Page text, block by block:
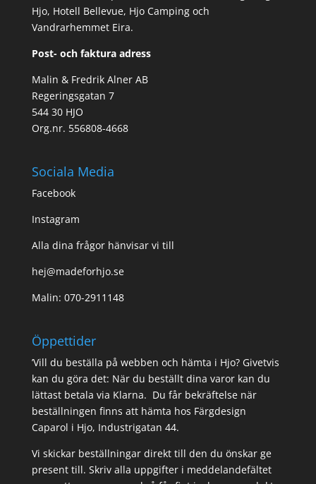
Hjo, Hotell Bellevue, Hjo Camping och
Vandrarhemmet Eira.
Post- och faktura adress
Malin & Fredrik Alner AB
Regeringsgatan 7
544 30 HJO
Org.nr. 556808-4668
Sociala Media
Facebook
Instagram
Alla dina frågor hänvisar vi till
hej@madeforhjo.se
Malin: 070-2911148
Öppettider
’Vill du beställa på webben och hämta i Hjo? Givetvis
kan du göra det: När du beställt dina varor kan du
lättast betala via Klarna. Du får bekräftelse när
beställningen finns att hämta hos Färgdesign
Caparol i Hjo, Industrigatan 44.
Vi skickar beställningar direkt till den du önskar ge
present till. Skriv alla uppgifter i meddelandefältet